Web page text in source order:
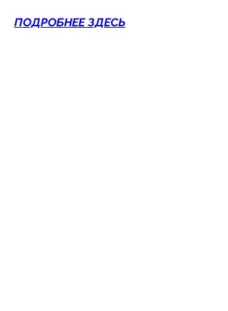
ПОДРОБНЕЕ ЗДЕСЬ